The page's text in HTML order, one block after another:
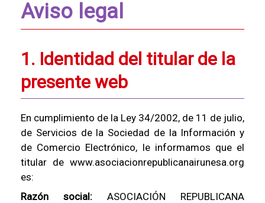
Aviso legal
1. Identidad del titular de la
presente web
En cumplimiento de la Ley 34/2002, de 11 de julio,
de Servicios de la Sociedad de la Información y
de Comercio Electrónico, le informamos que el
titular de www.asociacionrepublicanairunesa.org
es:
Razón social: ASOCIACIÓN REPUBLICANA